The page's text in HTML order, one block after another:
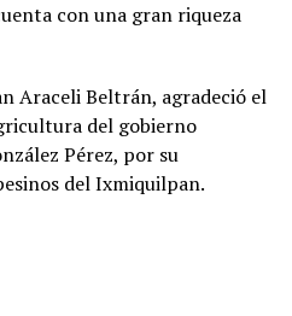
con una gran riqueza
Araceli Beltrán, agradeció el
del gobierno
Pérez, por su
del Ixmiquilpan.